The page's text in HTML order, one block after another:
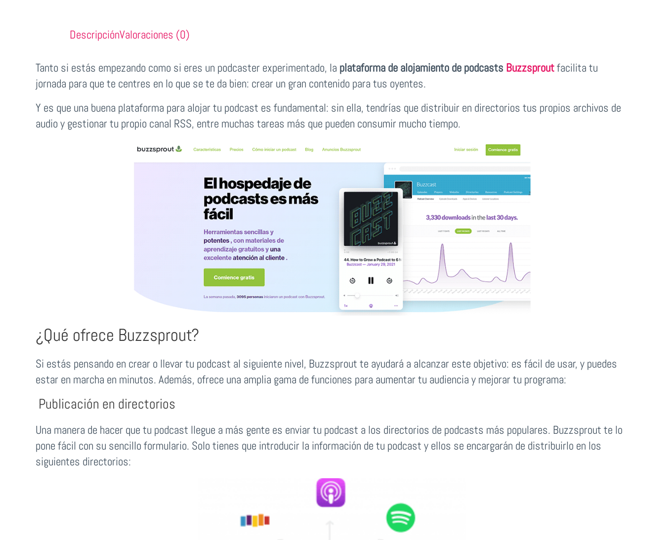
DescripciónValoraciones (0)
Tanto si estás empezando como si eres un podcaster experimentado, la plataforma de alojamiento de podcasts Buzzsproutfacilita tu
jornada para que te centres en lo que se te da bien: crear un gran contenido para tus oyentes.
Y es que una buena plataforma para alojar tu podcast es fundamental: sin ella, tendrías que distribuir en directorios tus propios archivos de
audio y gestionar tu propio canal RSS, entre muchas tareas más que pueden consumir mucho tiempo.
¿Qué ofrece Buzzsprout?
Si estás pensando en crear o llevar tu podcast al siguiente nivel, Buzzsprout te ayudará a alcanzar este objetivo: es fácil de usar, y puedes
estar en marcha en minutos. Además, ofrece una amplia gama de funciones para aumentar tu audiencia y mejorar tu programa:
Publicación en directorios
Una manera de hacer que tu podcast llegue a más gente es enviar tu podcast a los directorios de podcasts más populares. Buzzsprout te lo
pone fácil con su sencillo formulario. Solo tienes que introducir la información de tu podcast y ellos se encargarán de distribuirlo en los
siguientes directorios: